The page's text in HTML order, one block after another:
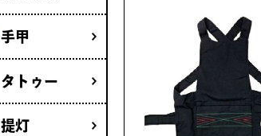
手甲
タトゥー
提灯